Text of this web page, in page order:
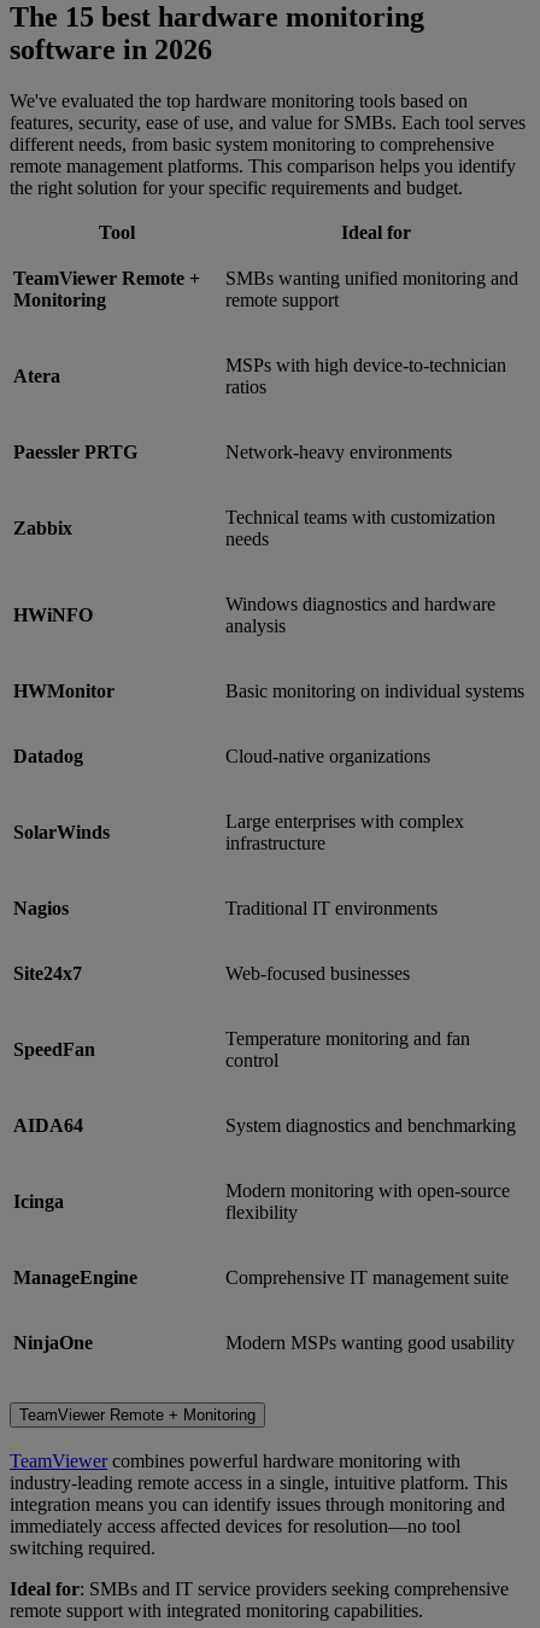
The 15 best hardware monitoring
software in 2026
We've evaluated the top hardware monitoring tools based on
features, security, ease of use, and value for SMBs. Each tool serves
different needs, from basic system monitoring to comprehensive
remote management platforms. This comparison helps you identify
the right solution for your specific requirements and budget.
Tool Ideal for
TeamViewer Remote +
Monitoring
SMBs wanting unified monitoring and
remote support
Atera
MSPs with high device-to-technician
ratios
Paessler PRTG Network-heavy environments
Zabbix
Technical teams with customization
needs
HWiNFO
Windows diagnostics and hardware
analysis
HWMonitor Basic monitoring on individual systems
Datadog Cloud-native organizations
SolarWinds
Large enterprises with complex
infrastructure
Nagios Traditional IT environments
Site24x7 Web-focused businesses
SpeedFan
Temperature monitoring and fan
control
AIDA64 System diagnostics and benchmarking
Icinga
Modern monitoring with open-source
flexibility
ManageEngine Comprehensive IT management suite
NinjaOne Modern MSPs wanting good usability
TeamViewer Remote + Monitoring
TeamViewercombines powerful hardware monitoring with
industry-leading remote access in a single, intuitive platform. This
integration means you can identify issues through monitoring and
immediately access affected devices for resolution—no tool
switching required.
Ideal for: SMBs and IT service providers seeking comprehensive
remote support with integrated monitoring capabilities.